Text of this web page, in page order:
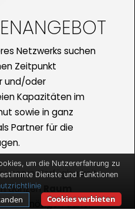
Netzwerks suchen
Zeitpunkt
und/oder
Kapazitäten im
sowie in ganz
Partner für die
unsere Verfügbarkeit
ganzen
benötigen daher
um die Nutzererfahrung zu
Dienste und Funktionen
Cookies verbieten